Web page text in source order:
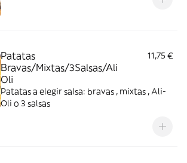
Patatas
Bravas/Mixtas/3Salsas/Ali
Oli
11,75 €
Patatas a elegir salsa: bravas , mixtas , Ali-
Oli o 3 salsas